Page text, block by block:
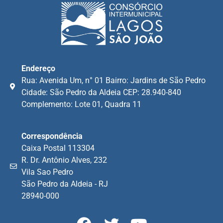
Endereço
Rua: Avenida Um, n° 01 Bairro: Jardins de São Pedro
Cidade: São Pedro da Aldeia CEP: 28.940-840
Complemento: Lote 01, Quadra 11
Correspondência
Caixa Postal 113304
R. Dr. Antônio Alves, 232
Vila Sao Pedro
São Pedro da Aldeia - RJ
28940-000